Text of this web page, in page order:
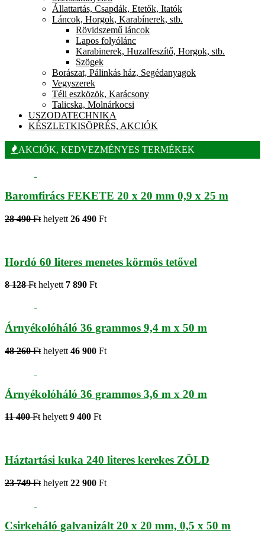
Állattartás, Csapdák, Etetők, Itatók
Láncok, Horgok, Karabínerek, stb.
Rövidszemű láncok
Lapos folyólánc
Karabinerek, Huzalfeszítő, Horgok, stb.
Szögek
Borászat, Pálinkás ház, Segédanyagok
Vegyszerek
Téli eszközök, Karácsony
Talicska, Molnárkocsi
USZODATECHNIKA
KÉSZLETKISÖPRÉS, AKCIÓK
AKCIÓK, KEDVEZMÉNYES TERMÉKEK
Baromfirács FEKETE 20 x 20 mm 0,9 x 25 m
28 490 Ft helyett 26 490 Ft
Hordó 60 literes menetes körmös tetővel
8 128 Ft helyett 7 890 Ft
Árnyékolóháló 36 grammos 9,4 m x 50 m
48 260 Ft helyett 46 900 Ft
Árnyékolóháló 36 grammos 3,6 m x 20 m
11 400 Ft helyett 9 400 Ft
Háztartási kuka 240 literes kerekes ZÖLD
23 749 Ft helyett 22 900 Ft
Csirkeháló galvanizált 20 x 20 mm, 0,5 x 50 m